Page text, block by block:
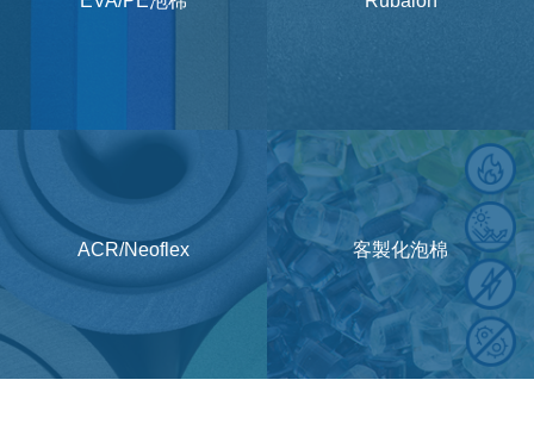
ACR/Neoflex 客製化泡棉